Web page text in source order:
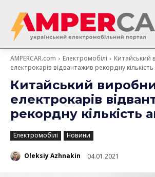
AMPERCAR.com Електромобілі
Китайський
електрокарів відвантажив рекордну
Китайський
електрокарів
рекордну кількість
Електромобілі Новини
Oleksiy Azhnakin 04.01.2021